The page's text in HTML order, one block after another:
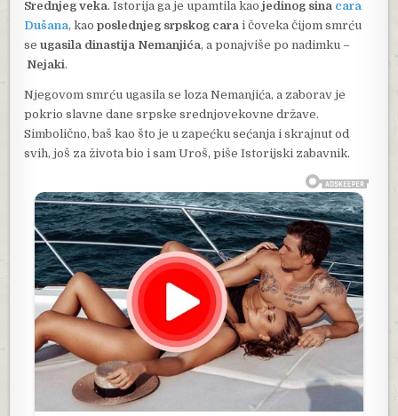
Srednjeg veka. Istorija ga je upamtila kaojedinog sina cara
Dušana, kaoposlednjeg srpskog cara i čoveka čijom smrću
seugasila dinastija Nemanjića, a ponajviše po nadimku –
Nejaki.
Njegovom smrću ugasila se loza Nemanjića, a zaborav je
pokrio slavne dane srpske srednjovekovne države.
Simbolično, baš kao što je u zapećku sećanja i skrajnut od
svih, još za života bio i sam Uroš, piše Istorijski zabavnik.